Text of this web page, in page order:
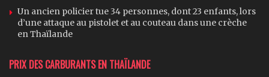
Un ancien policier tue 34 personnes, dont 23 enfants, lors
d’une attaque au pistolet et au couteau dans une crèche
en Thaïlande
PRIX DES CARBURANTS EN THAÏLANDE